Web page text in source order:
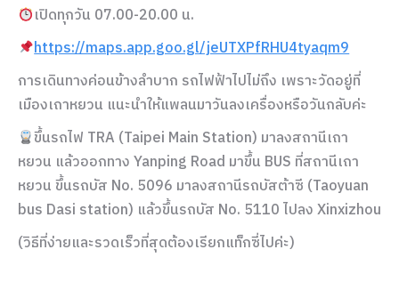
เปิดทุกวัน 07.00-20.00 น.
https://maps.app.goo.gl/jeUTXPfRHU4tyaqm9
การเดินทางค่อนข้างลำบาก รถไฟฟ้าไปไม่ถึง เพราะวัดอยู่ที่
เมืองเถาหยวน แนะนำให้แพลนมาวันลงเครื่องหรือวันกลับค่ะ
ขึ้นรถไฟ TRA (Taipei Main Station) มาลงสถานีเถา
หยวน แล้วออกทาง Yanping Road มาขึ้น BUS ที่สถานีเถา
หยวน ขึ้นรถบัส No. 5096 มาลงสถานีรถบัสต้าซี (Taoyuan
bus Dasi station) แล้วขึ้นรถบัส No. 5110 ไปลง Xinxizhou
(วิธีที่ง่ายและรวดเร็วที่สุดต้องเรียกแท็กซี่ไปค่ะ)